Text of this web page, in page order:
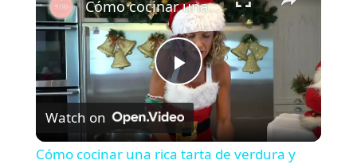
P
l
Cómo cocinar una rica tarta de verdura y pollo
Watch on
Cómo cocinar una rica tarta de verdura y